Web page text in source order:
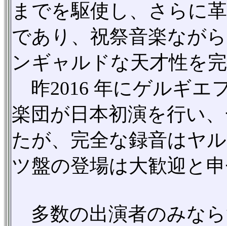
までを駆使し、さらに
であり、祝祭音楽なが
ンギャルドな天才性を
昨2016 年にゲルギエ
楽団が日本初演を行い
たが、完全な録音はヤ
ツ盤の登場は大歓迎と
多数の出演者のみな